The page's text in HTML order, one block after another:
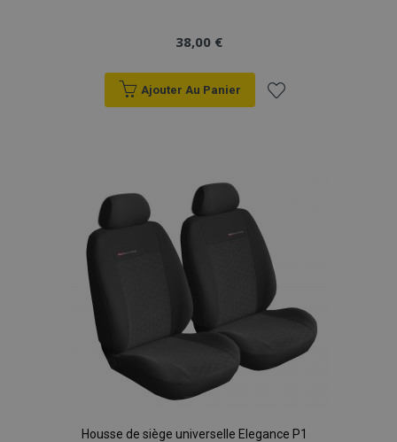
38,00 €
Ajouter Au Panier
d'achats
Housse de siège universelle Elegance P1